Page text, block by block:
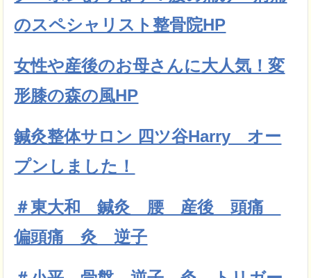
のスペシャリスト整骨院HP
女性や産後のお母さんに大人気！変
形膝の森の風HP
鍼灸整体サロン 四ツ谷Harry オー
プンしました！
＃東大和 鍼灸 腰 産後 頭痛
偏頭痛 灸 逆子